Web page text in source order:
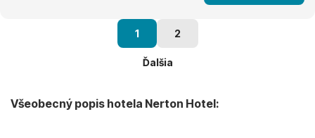
1 2
Ďalšia
Všeobecný popis hotela Nerton Hotel: